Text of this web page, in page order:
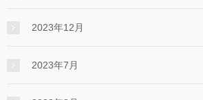
2023年12月
2023年7月